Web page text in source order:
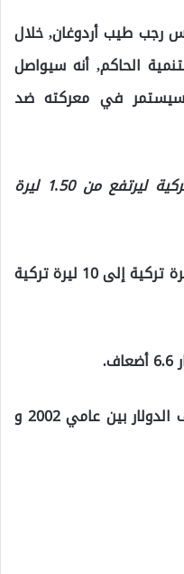
رجب طيب أردوغان, خلال
الحاكم, أنه سيواصل
في معركته ضد
كيف تمكن الدولار من الليرة التركية ليرتفع من 1.50 ليرة
ارتفع الدولار الأمريكي من 1.50 ليرة تركية إلى 10 ليرة تركية
فيما يلي التغيرات في سعر صرف الدولار بين عامي 2002 و